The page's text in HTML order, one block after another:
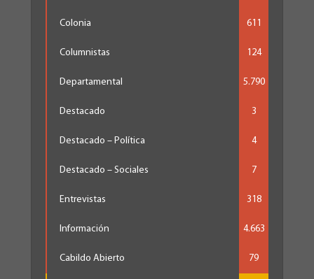
Colonia 611
Columnistas 124
Departamental 5.790
Destacado 3
Destacado – Política 4
Destacado – Sociales 7
Entrevistas 318
Información 4.663
Cabildo Abierto 79